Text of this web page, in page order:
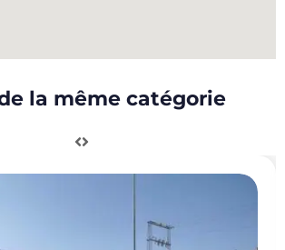
la même catégorie